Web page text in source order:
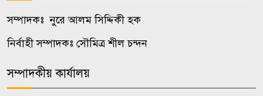
কোটালীপাড়া সড়কে বর্জ্য, দুর্গন্ধে
অতিষ্ঠ পথচারীরা
অভিযোগ শ্বশুরের বিরুদ্ধে, সালিশে
সম্পাদকঃ নুরে আলম সিদ্দিকী হক
নির্বাহী সম্পাদকঃ সৌমিত্র শীল চন্দন
সম্পাদকীয় কার্যালয়